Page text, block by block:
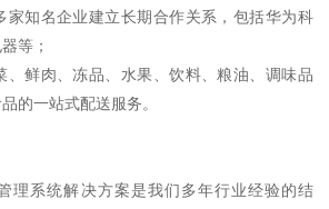
家知名企业建立长期合作关系，包括华为科
等；
、鲜肉、冻品、水果、饮料、粮油、调味品
的一站式配送服务。
理系统解决方案是我们多年行业经验的结